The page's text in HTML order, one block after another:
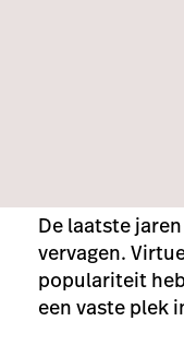
De laatste
vervagen.
populariteit
een vaste plek